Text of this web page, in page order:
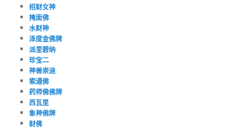
招财女神
掩面佛
水财神
泽度金佛牌
派里碧纳
珍宝二
神兽崇迪
索通佛
药师佛佛牌
西瓦里
象神佛牌
财佛